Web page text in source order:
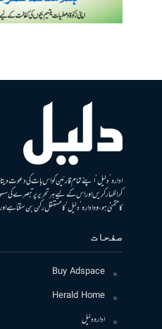
ادارہ ’دلیل‘ اپنے تمام قارئین کو اس بات کی دعوت
کر اظہار کریں اور اس کے لیے ہر تحریر پر تبصرے کی
کا متمنی ہو، وہ ادارہ ’دلیل‘ کا مستقل رکن بن سکتا
صفحات
Buy Adspace
Herald Home
ادارہ دلیل